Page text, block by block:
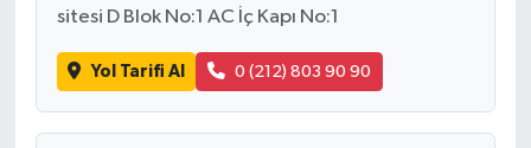
sitesi D Blok No:1 AC İç Kapı No:1
Yol Tarifi Al 0 (212) 803 90 90